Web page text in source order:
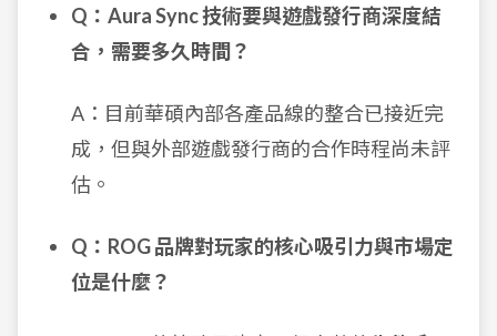
Q：Aura Sync 技術要與遊戲發行商深度結
合，需要多久時間？
A：目前華碩內部各產品線的整合已接近完
成，但與外部遊戲發行商的合作時程尚未評
估。
Q：ROG 品牌對玩家的核心吸引力與市場定
位是什麼？